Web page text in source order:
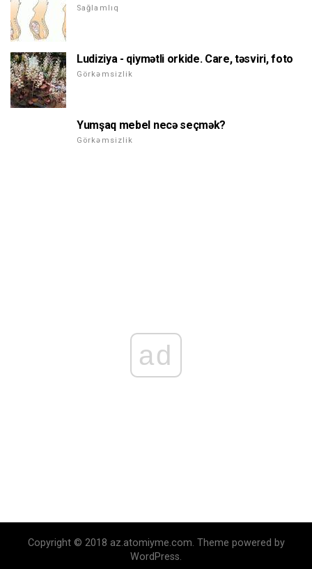
Sağlamlıq
Ludiziya - qiymətli orkide. Care, təsviri, foto
Görkəmsizlik
Yumşaq mebel necə seçmək?
Görkəmsizlik
ad
Copyright © 2018 az.atomiyme.com. Theme powered by
WordPress.